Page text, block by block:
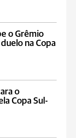
o Grêmio
na Copa
o
Copa Sul-